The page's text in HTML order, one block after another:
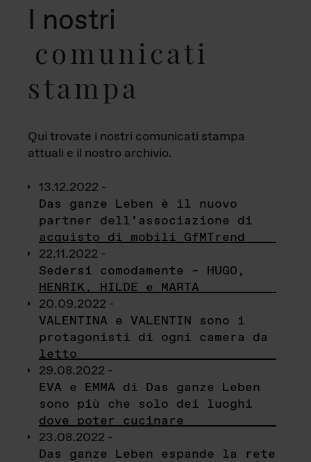
I nostri
comunicati
stampa
Qui trovate i nostri comunicati stampa
attuali e il nostro archivio.
13.12.2022 -
Das ganze Leben è il nuovo
partner dell’associazione di
acquisto di mobili GfMTrend
22.11.2022 -
Sedersi comodamente – HUGO,
HENRIK, HILDE e MARTA
20.09.2022 -
VALENTINA e VALENTIN sono i
protagonisti di ogni camera da
letto
29.08.2022 -
EVA e EMMA di Das ganze Leben
sono più che solo dei luoghi
dove poter cucinare
23.08.2022 -
Das ganze Leben espande la rete